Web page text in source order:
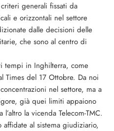
generali fissati da
e orizzontali nel settore
dalle decisioni delle
che sono al centro di
tempi in Inghilterra, come
Times del 17 Ottobre. Da noi
nel settore, ma a
già quei limiti appaiono
la vicenda Telecom-TMC.
al sistema giudiziario,